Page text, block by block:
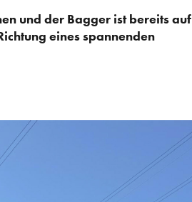
und der Bagger ist bereits auf
eines spannenden